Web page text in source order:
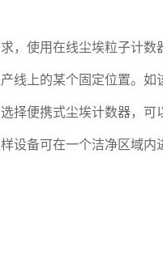
，使用在线尘埃粒子计数
线上的某个固定位置。
择便携式尘埃计数器，
设备可在一个洁净区域内